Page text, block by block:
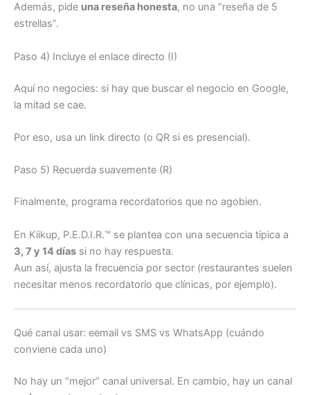
Además, pide una reseña honesta, no una “reseña de 5
estrellas”.
Paso 4) Incluye el enlace directo (I)
Aquí no negocies: si hay que buscar el negocio en Google,
la mitad se cae.
Por eso, usa un link directo (o QR si es presencial).
Paso 5) Recuerda suavemente (R)
Finalmente, programa recordatorios que no agobien.
En Kiikup, P.E.D.I.R.™ se plantea con una secuencia típica a
3, 7 y 14 días si no hay respuesta.
Aun así, ajusta la frecuencia por sector (restaurantes suelen
necesitar menos recordatorio que clínicas, por ejemplo).
Qué canal usar: eemail vs SMS vs WhatsApp (cuándo
conviene cada uno)
No hay un “mejor” canal universal. En cambio, hay un canal